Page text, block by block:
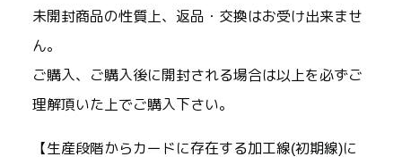
未開封商品の性質上、返品・交換はお受け出来ませ
ん。
ご購入、ご購入後に開封される場合は以上を必ずご
理解頂いた上でご購入下さい。
【生産段階からカードに存在する加工線(初期線)に